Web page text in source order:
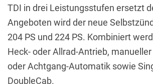
TDI in drei Leistungsstufen ersetzt
Angeboten wird der neue
204 PS und 224 PS. Kombiniert
Heck- oder Allrad-Antrieb,
oder Achtgang-Automatik sowie
DoubleCab.